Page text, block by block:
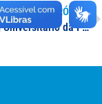
PRÓXIMO
Em Ranking Universitário da Folha, UNIFAL-MG é a 6ª melhor universidade entre as 52 instituições públicas e privadas de mesmo porte no país